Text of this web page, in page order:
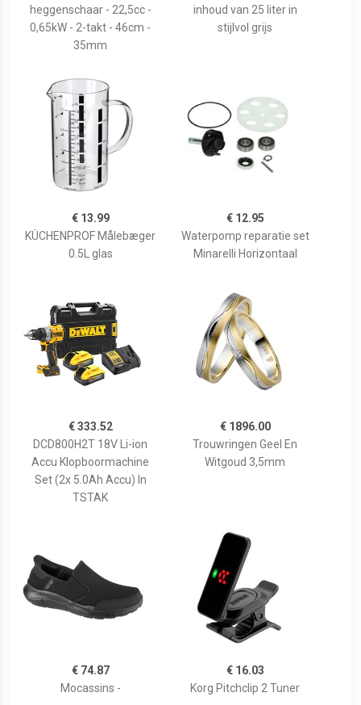
heggenschaar - 22,5cc -
0,65kW - 2-takt - 46cm -
35mm
inhoud van 25 liter in
stijlvol grijs
€ 13.99
KÜCHENPROF Målebæger
0.5L glas
€ 12.95
Waterpomp reparatie set
Minarelli Horizontaal
€ 333.52
DCD800H2T 18V Li-ion
Accu Klopboormachine
Set (2x 5.0Ah Accu) In
TSTAK
€ 1896.00
Trouwringen Geel En
Witgoud 3,5mm
€ 74.87
Mocassins -
€ 16.03
Korg Pitchclip 2 Tuner